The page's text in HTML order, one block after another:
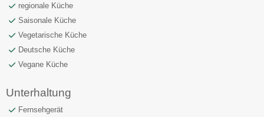
regionale Küche
Saisonale Küche
Vegetarische Küche
Deutsche Küche
Vegane Küche
Unterhaltung
Fernsehgerät